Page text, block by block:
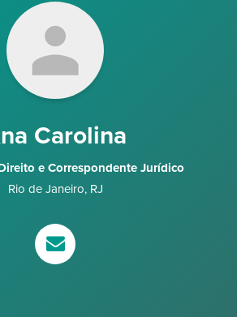
Carolina
e Correspondente Jurídico
Rio de Janeiro, RJ